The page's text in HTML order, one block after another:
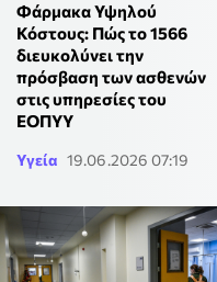
Φάρμακα Υψηλού
Κόστους: Πώς το 1566
διευκολύνει την
πρόσβαση των ασθενών
στις υπηρεσίες του
ΕΟΠΥΥ
Υγεία 19.06.2026 07:19